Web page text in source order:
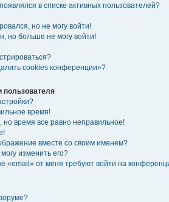
в списке активных пользователей?
но не могу войти!
но больше не могу войти!
cookies конференции»?
пользователя
время!
но время все равно неправильное!
вместе со своим именем?
изменить его?
«email» от меня требуют войти на